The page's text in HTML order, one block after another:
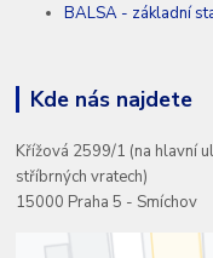
BALSA - základní
Kde nás najdete
Křížová 2599/1 (na hlavní
stříbrných vratech)
15000 Praha 5 - Smíchov